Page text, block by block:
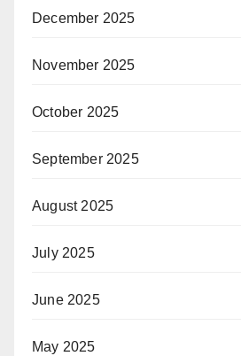
December 2025
November 2025
October 2025
September 2025
August 2025
July 2025
June 2025
May 2025